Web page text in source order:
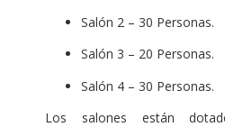
Salón 2 – 30 Personas.
Salón 3 – 20 Personas.
Salón 4 – 30 Personas.
Los salones están